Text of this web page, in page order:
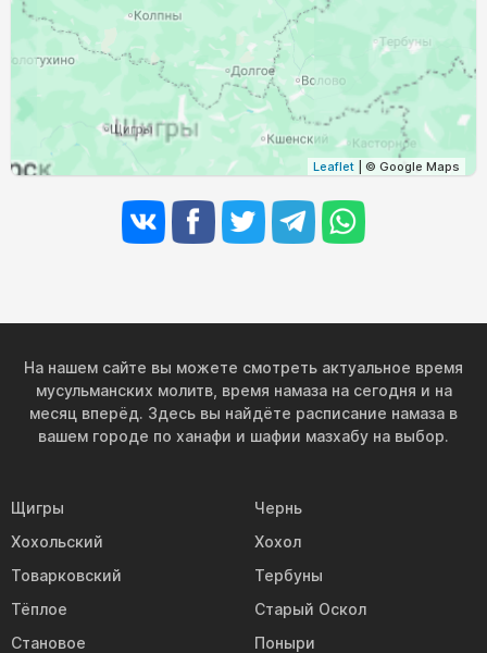
Leaflet | © Google Maps
На нашем сайте вы можете смотреть актуальное время
мусульманских молитв, время намаза на сегодня и на
месяц вперёд. Здесь вы найдёте расписание намаза в
вашем городе по ханафи и шафии мазхабу на выбор.
Щигры
Чернь
Хохольский
Хохол
Товарковский
Тербуны
Тёплое
Старый Оскол
Становое
Поныри